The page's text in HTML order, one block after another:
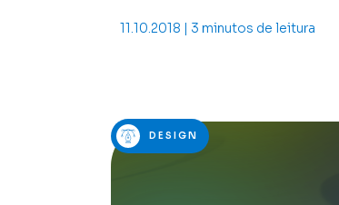
11.10.2018 | 3 minutos de leitura
DESIGN